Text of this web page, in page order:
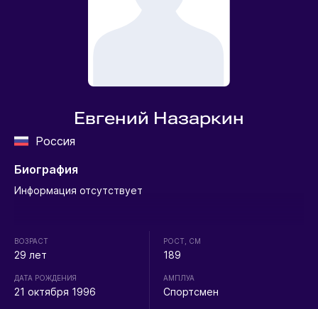
Евгений Назаркин
Россия
Биография
Информация отсутствует
ВОЗРАСТ
29 лет
ДАТА РОЖДЕНИЯ
21 октября 1996
РОСТ, СМ
189
АМПЛУА
Спортсмен